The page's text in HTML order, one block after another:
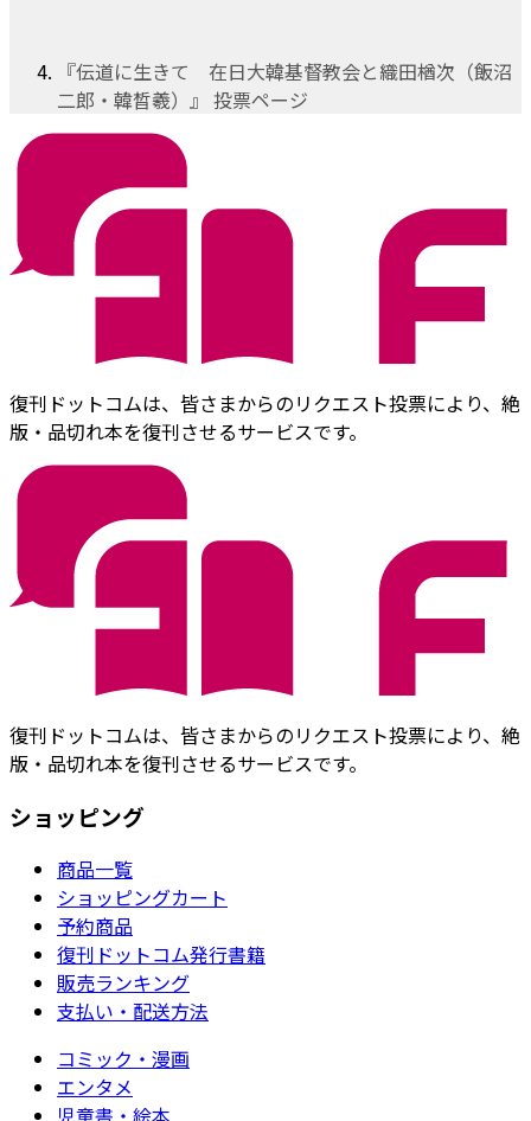
『伝道に生きて 在日大韓基督教会と織田楢次（飯沼
二郎・韓晳羲）』 投票ページ
復刊ドットコムは、皆さまからのリクエスト投票により、絶
版・品切れ本を復刊させるサービスです。
復刊ドットコムは、皆さまからのリクエスト投票により、絶
版・品切れ本を復刊させるサービスです。
ショッピング
商品一覧
ショッピングカート
予約商品
復刊ドットコム発行書籍
販売ランキング
支払い・配送方法
コミック・漫画
エンタメ
児童書・絵本